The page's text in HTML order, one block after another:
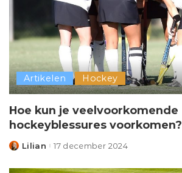
Artikelen Hockey
Hoe kun je veelvoorkomende
hockeyblessures voorkomen?
Posted
Lilian 17 december 2024